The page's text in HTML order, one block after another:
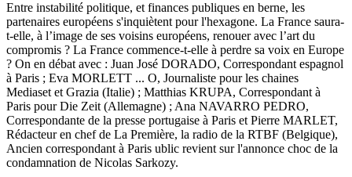
Entre instabilité politique, et finances publiques en berne, les
partenaires européens s'inquiètent pour l'hexagone. La France saura-
t-elle, à l’image de ses voisins européens, renouer avec l’art du
compromis ? La France commence-t-elle à perdre sa voix en Europe
? On en débat avec : Juan José DORADO, Correspondant espagnol
à Paris ; Eva MORLETT ... O, Journaliste pour les chaines
Mediaset et Grazia (Italie) ; Matthias KRUPA, Correspondant à
Paris pour Die Zeit (Allemagne) ; Ana NAVARRO PEDRO,
Correspondante de la presse portugaise à Paris et Pierre MARLET,
Rédacteur en chef de La Première, la radio de la RTBF (Belgique),
Ancien correspondant à Paris ublic revient sur l'annonce choc de la
condamnation de Nicolas Sarkozy.